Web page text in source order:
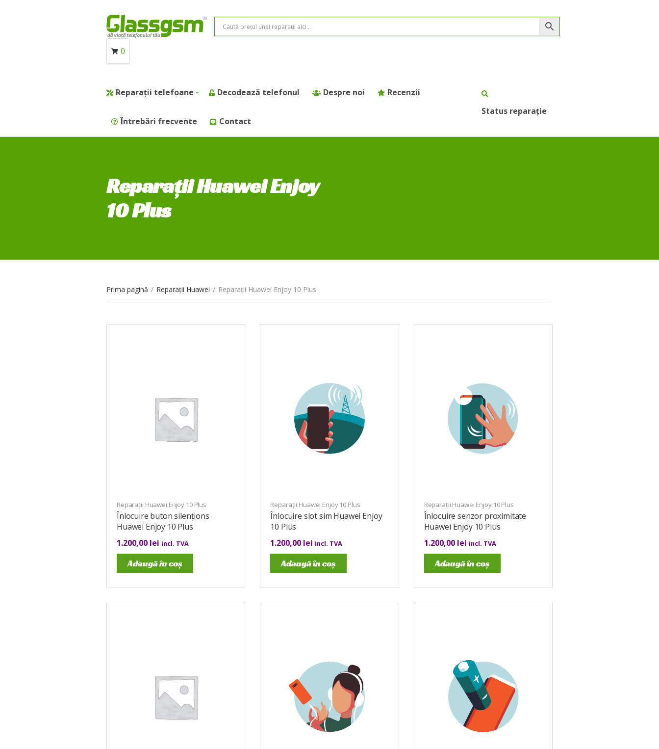
0
Reparații telefoane Decodează telefonul Despre noi Recenzii
Întrebări frecvente Contact
Status reparație
Reparații Huawei Enjoy
10 Plus
Prima pagină / Reparații Huawei / Reparații Huawei Enjoy 10 Plus
Reparații Huawei Enjoy 10 Plus
Înlocuire buton silențions
Huawei Enjoy 10 Plus
1.200,00 lei incl. TVA
Adaugă în coș
Reparații Huawei Enjoy 10 Plus
Înlocuire slot sim Huawei Enjoy
10 Plus
1.200,00 lei incl. TVA
Adaugă în coș
Reparații Huawei Enjoy 10 Plus
Înlocuire senzor proximitate
Huawei Enjoy 10 Plus
1.200,00 lei incl. TVA
Adaugă în coș